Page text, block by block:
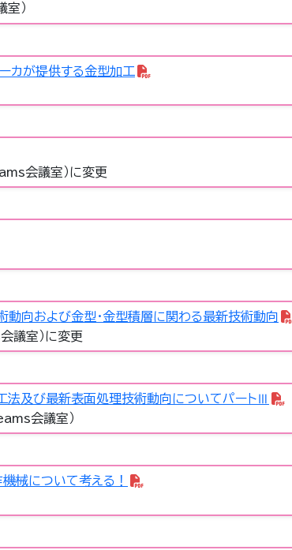
）
カが提供する金型加工
会議室）に変更
動向および金型・金型積層に関わる最新技術動向
議室）に変更
法及び最新表面処理技術動向についてパートⅢ
会議室）
械について考える！